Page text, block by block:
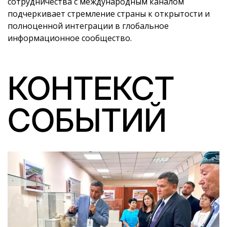
подчеркивает стремление страны к открытости и
полноценной интеграции в глобальное
информационное сообщество.
КОНТЕКСТ
СОБЫТИЙ